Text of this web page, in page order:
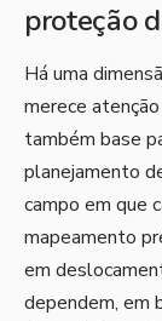
proteção
Há uma
merece
também base
planejamento
campo em que
mapeamento
em
dependem, em